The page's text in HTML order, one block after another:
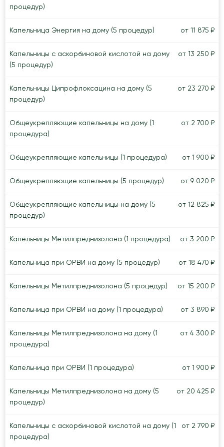
процедур)
Капельница Энергия на дому (5 процедур) от 11 875 ₽
Капельницы с аскорбиновой кислотой на дому
(5 процедур)
от 13 250 ₽
Капельницы Ципрофлоксацина на дому (5
процедур)
от 23 270 ₽
Общеукрепляющие капельницы на дому (1
процедура)
от 2 700 ₽
Общеукрепляющие капельницы (1 процедура) от 1 900 ₽
Общеукрепляющие капельницы (5 процедур) от 9 020 ₽
Общеукрепляющие капельницы на дому (5
процедур)
от 12 825 ₽
Капельницы Метилпреднизолона (1 процедура) от 3 200 ₽
Капельница при ОРВИ на дому (5 процедур) от 18 470 ₽
Капельницы Метилпреднизолона (5 процедур) от 15 200 ₽
Капельница при ОРВИ на дому (1 процедура) от 3 890 ₽
Капельницы Метилпреднизолона на дому (1
процедура)
от 4 300 ₽
Капельница при ОРВИ (1 процедура) от 1 900 ₽
Капельницы Метилпреднизолона на дому (5
процедур)
от 20 425 ₽
Капельницы с аскорбиновой кислотой на дому (1
процедура)
от 2 790 ₽